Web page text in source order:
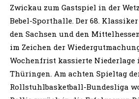
Zwickau zum Gastspiel in der
Bebel-Sporthalle. Der 68.
den Sachsen und den
im Zeichen der
Wochenfrist kassierte
Thüringen. Am achten Spieltag
Rollstuhlbasketball-Bundesliga